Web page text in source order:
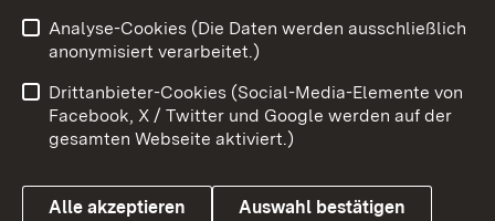
Benutzungshinweise
Barrierefreiheit
Datenschutz
Cookies
Analyse-Cookies (Die Daten werden ausschließlich
anonymisiert verarbeitet.)
Drittanbieter-Cookies (Social-Media-Elemente von
Facebook, X / Twitter und Google werden auf der
gesamten Webseite aktiviert.)
Alle akzeptieren Auswahl bestätigen